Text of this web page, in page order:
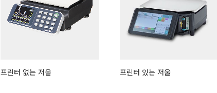
프린터 없는 저울 프린터 있는 저울